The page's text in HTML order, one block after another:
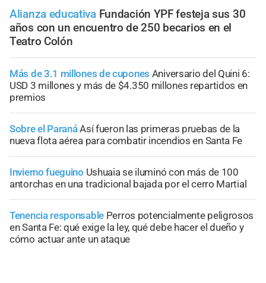
Alianza educativa Fundación YPF festeja sus 30
años con un encuentro de 250 becarios en el
Teatro Colón
Más de 3.1 millones de cupones Aniversario del Quini 6:
USD 3 millones y más de $4.350 millones repartidos en
premios
Sobre el ParanáAsí fueron las primeras pruebas de la
nueva flota aérea para combatir incendios en Santa Fe
Invierno fueguino Ushuaia se iluminó con más de 100
antorchas en una tradicional bajada por el cerro Martial
Tenencia responsable Perros potencialmente peligrosos
en Santa Fe: qué exige la ley, qué debe hacer el dueño y
cómo actuar ante un ataque